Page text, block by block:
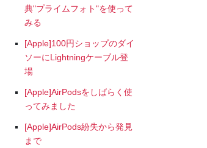
典"プライムフォト"を使って
みる
[Apple]100円ショップのダイ
ソーにLightningケーブル登
場
[Apple]AirPodsをしばらく使
ってみました
[Apple]AirPods紛失から発見
まで